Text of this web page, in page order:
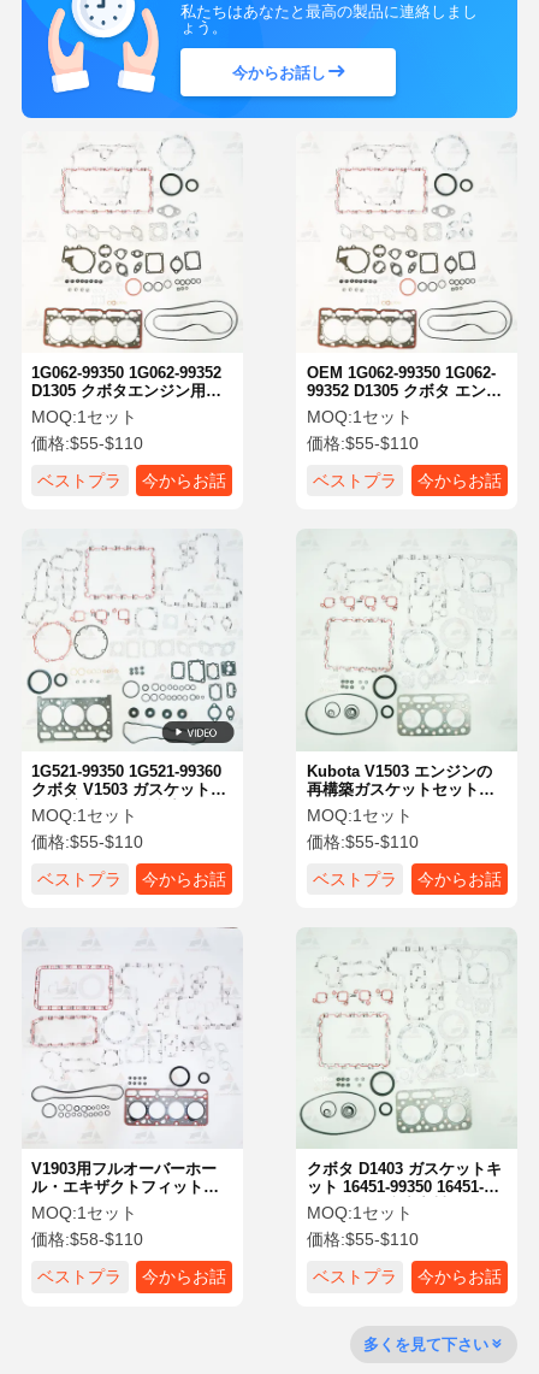
ホーム 製品 企業情報 会社案内
品質管理 お問い合わせ 今からお話し
私たちはあなたと最高の製品に連絡しまし
ょう。
今からお話し
OEM 1G062-99350 1G062-
99352 D1305 クボタ エンジ
ン パーツのためのガスケッ
トキット
MOQ:1セット
価格:$55-$110
ベストプラ
今からお話
1G062-99350 1G062-99352
D1305 クボタエンジン用エ
ンジンオーバーホールガス
ケットキット
MOQ:1セット
価格:$55-$110
ベストプラ
今からお話
Kubota V1503 エンジンの
再構築ガスケットセット
1G521-99350 1G521-99360
正確なフィット 漏れ防止
MOQ:1セット
価格:$55-$110
ベストプラ
今からお話
1G521-99350 1G521-99360
クボタ V1503 ガスケットキ
ット 適合品 漏れ防止 クボ
タエンジン部品
MOQ:1セット
価格:$55-$110
ベストプラ
今からお話
クボタ D1403 ガスケットキ
ット 16451-99350 16451-
99360 漏れ防止密封 クボタ
エンジン 部品
MOQ:1セット
価格:$55-$110
ベストプラ
今からお話
V1903用フルオーバーホー
ル・エキザクトフィットガ
スケットセット OE 66851-
99350 66851-99360
MOQ:1セット
価格:$58-$110
ベストプラ
今からお話
多くを見て下さい